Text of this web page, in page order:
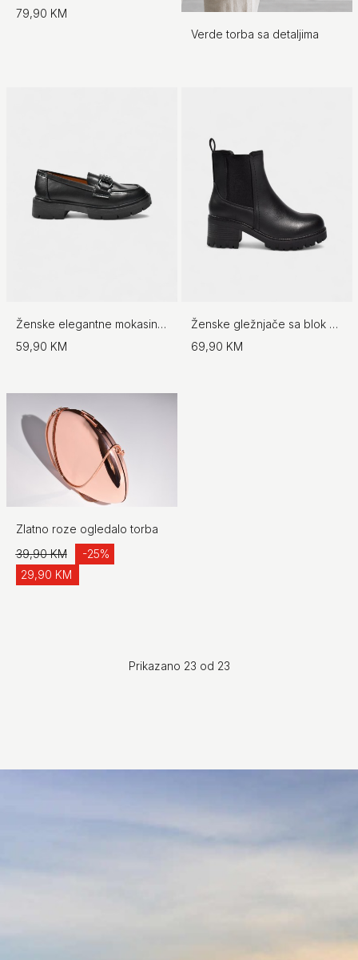
79,90 KM
Verde torba sa detaljima
Ženske elegantne mokasine sa dodatkom
59,90 KM
Ženske gležnjače sa blok petom
69,90 KM
Zlatno roze ogledalo torba
39,90 KM
29,90 KM
-25%
Prikazano 23 od 23